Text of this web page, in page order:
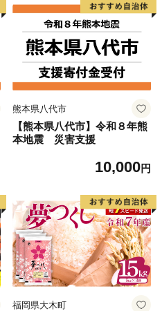
介
熊本県八代市
【熊本県八代市】令和８年熊
本地震 災害支援
10,000円
福岡県大木町